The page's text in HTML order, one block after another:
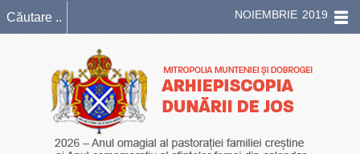
NOIEMBRIE 2019